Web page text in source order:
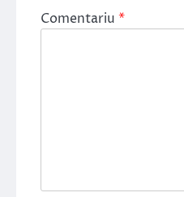
Comentariu *